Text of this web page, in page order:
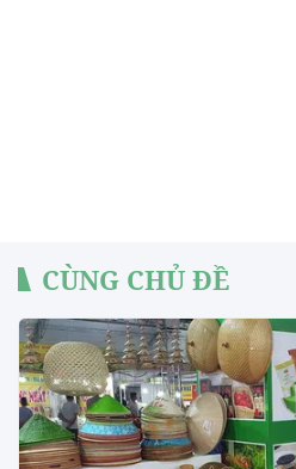
CÙNG CHỦ ĐỀ